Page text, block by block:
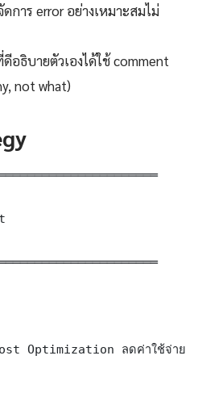
การ error อย่างเหมาะสมไม่
อธิบายตัวเองได้ใช้ comment
not what)
Optimization ลดค่าใช้จ่า